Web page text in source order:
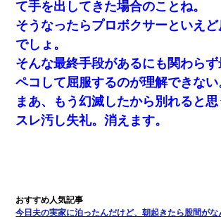
て手を出してきた場合のことね。
そうなったらプロボクサーといえ
でしょ。
そんな最終手段があるにも関わら
ペコして屈服するのが理解できない
まあ、もう幻滅したから別れると思
スレ汚し失礼。消えます。
今日夫の実家に泊ったんだけど、朝起きたら股間がな